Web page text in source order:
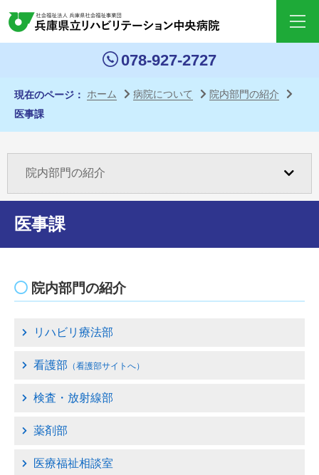
ペー
ジ内
リン
クで
す
サイ
ト内
リン
移動
各ペ
への
078-927-2727
現在のページ ホーム 病院について
院内部門の紹介
医事課
医事課
院内部門の紹介
リハビリ療法部
看護部 （看護部サイトへ）
検査・放射線部
薬剤部
医療福祉相談室
院内部門の紹介
病院長挨拶
澤村誠志名誉院長紹介
事業団憲章
事業団職員倫理綱領
病院の理念・基本方針